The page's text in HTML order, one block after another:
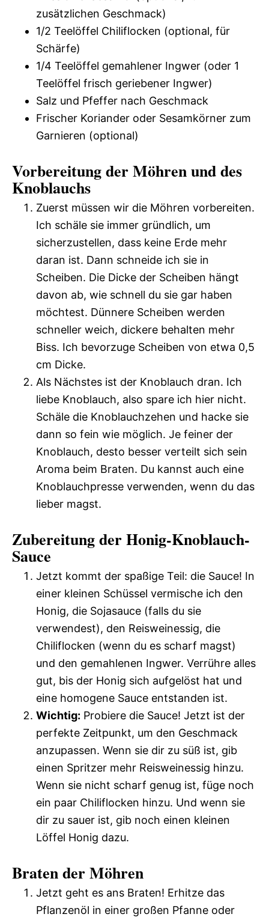
zusätzlichen Geschmack)
1/2 Teelöffel Chiliflocken (optional, für
Schärfe)
1/4 Teelöffel gemahlener Ingwer (oder 1
Teelöffel frisch geriebener Ingwer)
Salz und Pfeffer nach Geschmack
Frischer Koriander oder Sesamkörner zum
Garnieren (optional)
Vorbereitung der Möhren und des
Knoblauchs
Zuerst müssen wir die Möhren vorbereiten.
Ich schäle sie immer gründlich, um
sicherzustellen, dass keine Erde mehr
daran ist. Dann schneide ich sie in
Scheiben. Die Dicke der Scheiben hängt
davon ab, wie schnell du sie gar haben
möchtest. Dünnere Scheiben werden
schneller weich, dickere behalten mehr
Biss. Ich bevorzuge Scheiben von etwa 0,5
cm Dicke.
Als Nächstes ist der Knoblauch dran. Ich
liebe Knoblauch, also spare ich hier nicht.
Schäle die Knoblauchzehen und hacke sie
dann so fein wie möglich. Je feiner der
Knoblauch, desto besser verteilt sich sein
Aroma beim Braten. Du kannst auch eine
Knoblauchpresse verwenden, wenn du das
lieber magst.
Zubereitung der Honig-Knoblauch-
Sauce
Jetzt kommt der spaßige Teil: die Sauce! In
einer kleinen Schüssel vermische ich den
Honig, die Sojasauce (falls du sie
verwendest), den Reisweinessig, die
Chiliflocken (wenn du es scharf magst)
und den gemahlenen Ingwer. Verrühre alles
gut, bis der Honig sich aufgelöst hat und
eine homogene Sauce entstanden ist.
Wichtig: Probiere die Sauce! Jetzt ist der
perfekte Zeitpunkt, um den Geschmack
anzupassen. Wenn sie dir zu süß ist, gib
einen Spritzer mehr Reisweinessig hinzu.
Wenn sie nicht scharf genug ist, füge noch
ein paar Chiliflocken hinzu. Und wenn sie
dir zu sauer ist, gib noch einen kleinen
Löffel Honig dazu.
Braten der Möhren
Jetzt geht es ans Braten! Erhitze das
Pflanzenöl in einer großen Pfanne oder